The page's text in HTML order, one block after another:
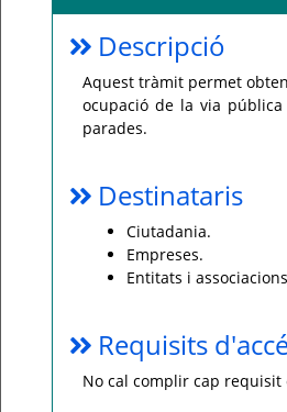
incidència,
Descripció
Aquest tràmit permet
ocupació de la via pública
parades.
Destinataris
Ciutadania.
Empreses.
Entitats i
Requisits
No cal complir cap requisit